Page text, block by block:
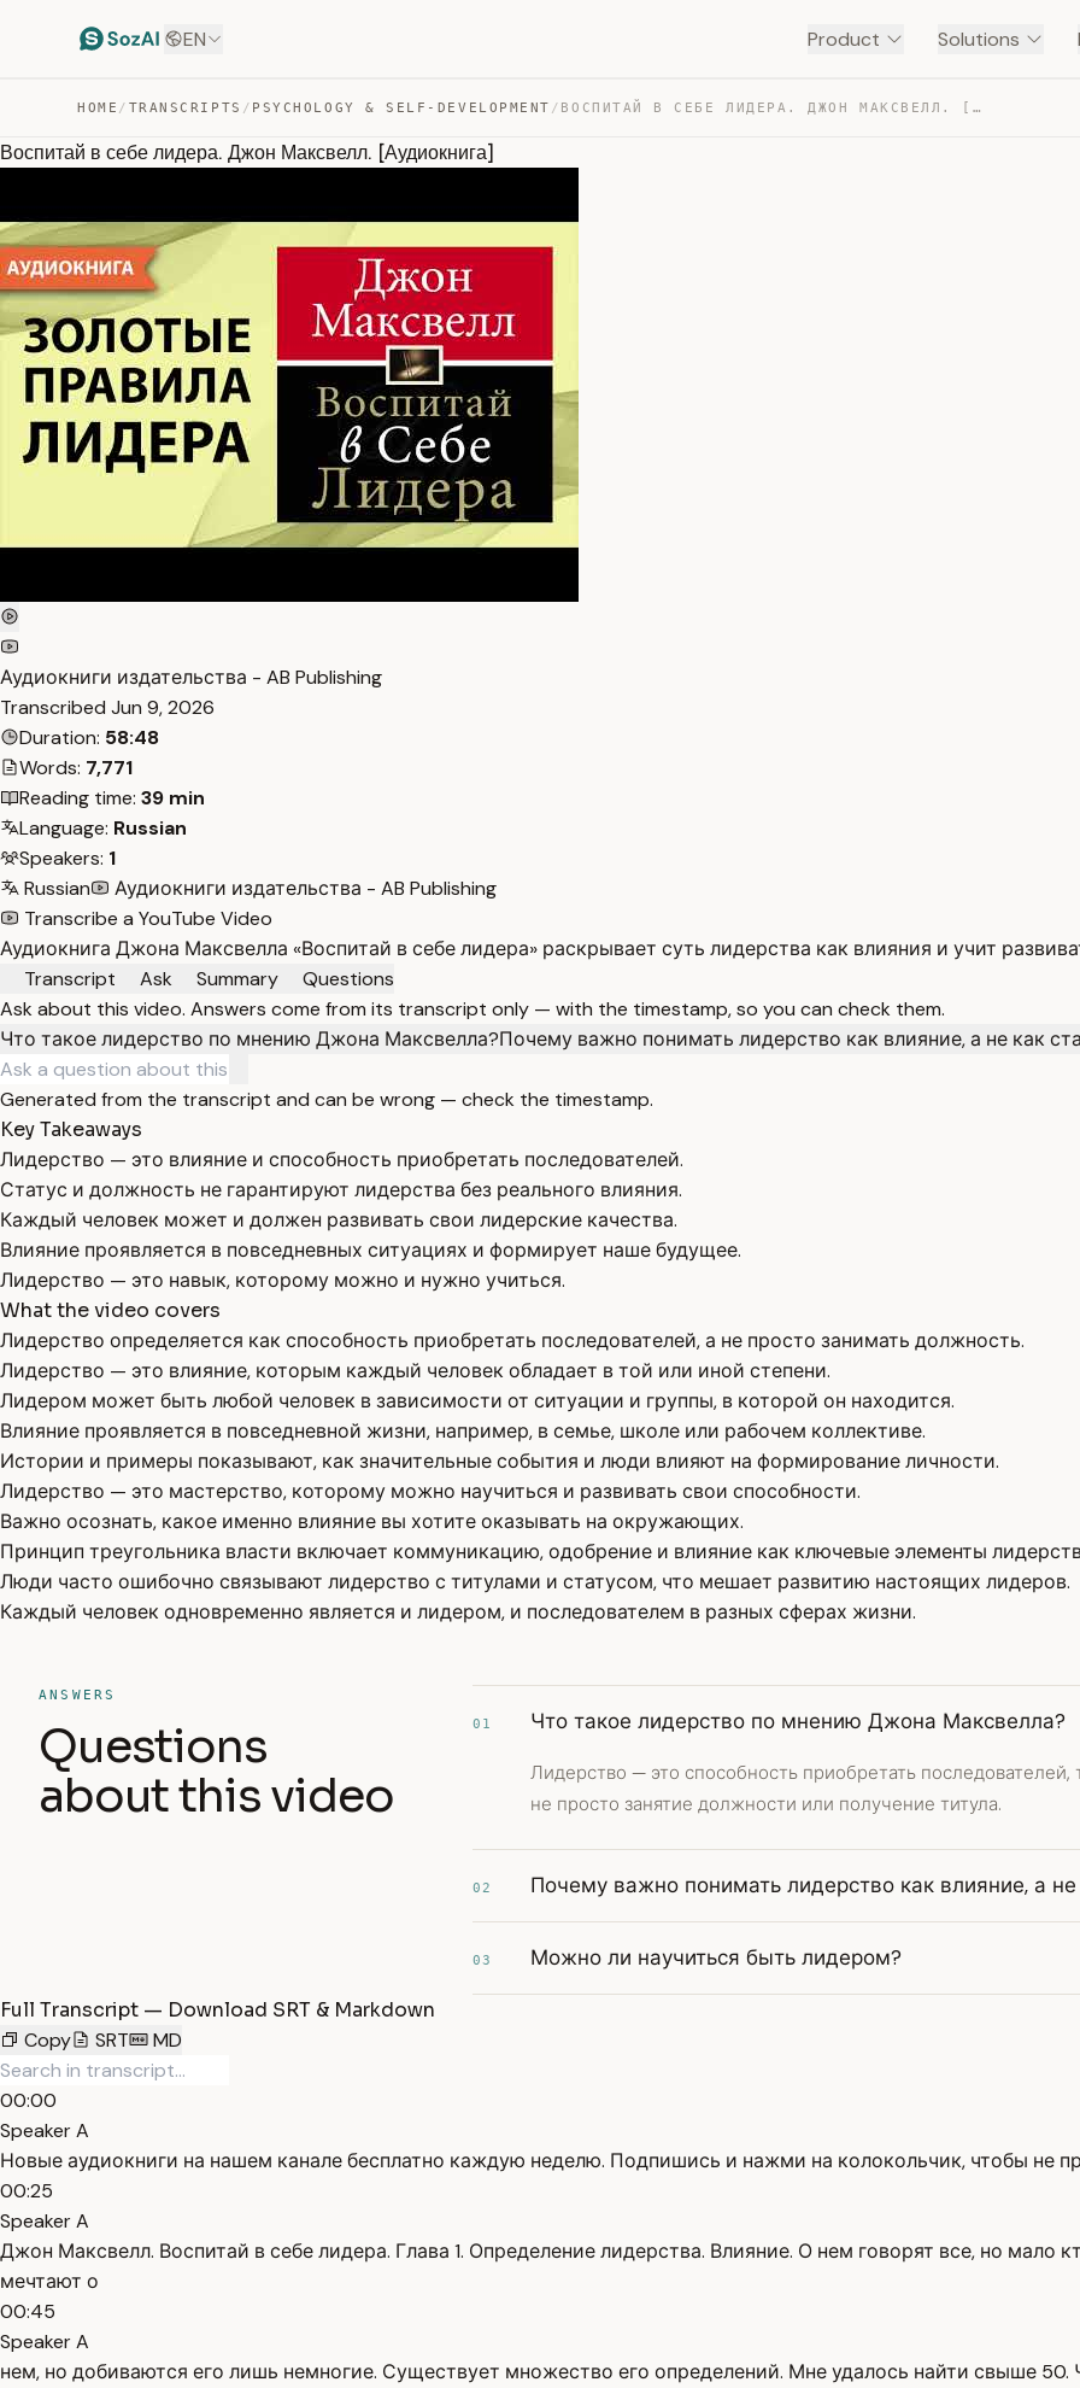
EN Product Solutions
HOME / TRANSCRIPTS / PSYCHOLOGY & SELF-DEVELOPMENT / ВОСПИТАЙ В СЕБЕ ЛИДЕРА. ДЖОН МАКСВЕЛЛ. [АУДИОКНИГА] — TRANSCRIPT
Воспитай в себе лидера. Джон Максвелл. [Аудиокнига]
Аудиокниги издательства - AB Publishing
Transcribed Jun 9, 2026
Duration: 58:48
Words: 7,771
Reading time: 39 min
Language: Russian
Speakers: 1
Russian
Аудиокниги издательства - AB Publishing
Transcribe a YouTube Video
Аудиокнига Джона Максвелла «Воспитай в себе лидера» раскрывает суть лидерства как влияния и учит
Transcript
Ask Summary
Questions
Ask about this video. Answers come from its transcript only — with the timestamp, so you can check them.
Что такое лидерство по мнению Джона Максвелла?Почему важно понимать лидерство как влияние, а не как
Generated from the transcript and can be wrong — check the timestamp.
Key Takeaways
Лидерство — это влияние и способность приобретать последователей.
Статус и должность не гарантируют лидерства без реального влияния.
Каждый человек может и должен развивать свои лидерские качества.
Влияние проявляется в повседневных ситуациях и формирует наше будущее.
Лидерство — это навык, которому можно и нужно учиться.
What the video covers
Лидерство определяется как способность приобретать последователей, а не просто занимать должность.
Лидерство — это влияние, которым каждый человек обладает в той или иной степени.
Лидером может быть любой человек в зависимости от ситуации и группы, в которой он находится.
Влияние проявляется в повседневной жизни, например, в семье, школе или рабочем коллективе.
Истории и примеры показывают, как значительные события и люди влияют на формирование личности.
Лидерство — это мастерство, которому можно научиться и развивать свои способности.
Важно осознать, какое именно влияние вы хотите оказывать на окружающих.
Принцип треугольника власти включает коммуникацию, одобрение и влияние как ключевые элементы
Люди часто ошибочно связывают лидерство с титулами и статусом, что мешает развитию настоящих лидеров.
Каждый человек одновременно является и лидером, и последователем в разных сферах жизни.
ANSWERS
Questions
about this video
01 Что такое лидерство по мнению Джона Максвелла?
Лидерство — это способность приобретать
не просто занятие должности или получение титула.
02 Почему важно понимать лидерство как влияние, а не
03 Можно ли научиться быть лидером?
Full Transcript — Download SRT & Markdown
Copy
SRT MD
00:00
Speaker A
Новые аудиокниги на нашем канале бесплатно каждую неделю. Подпишись и нажми на колокольчик, чтобы не
00:25
Speaker A
Джон Максвелл. Воспитай в себе лидера. Глава 1. Определение лидерства. Влияние. О нем говорят все, но мало
мечтают о
00:45
Speaker A
нем, но добиваются его лишь немногие. Существует множество его определений. Мне удалось найти свыше